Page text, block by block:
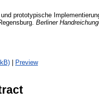
und prototypische
Berliner
| Preview